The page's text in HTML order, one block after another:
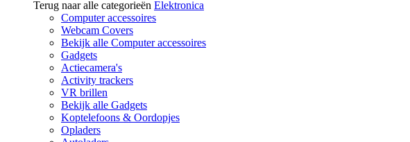
Terug naar alle categorieën Elektronica
Computer accessoires
Webcam Covers
Bekijk alle Computer accessoires
Gadgets
Actiecamera's
Activity trackers
VR brillen
Bekijk alle Gadgets
Koptelefoons & Oordopjes
Opladers